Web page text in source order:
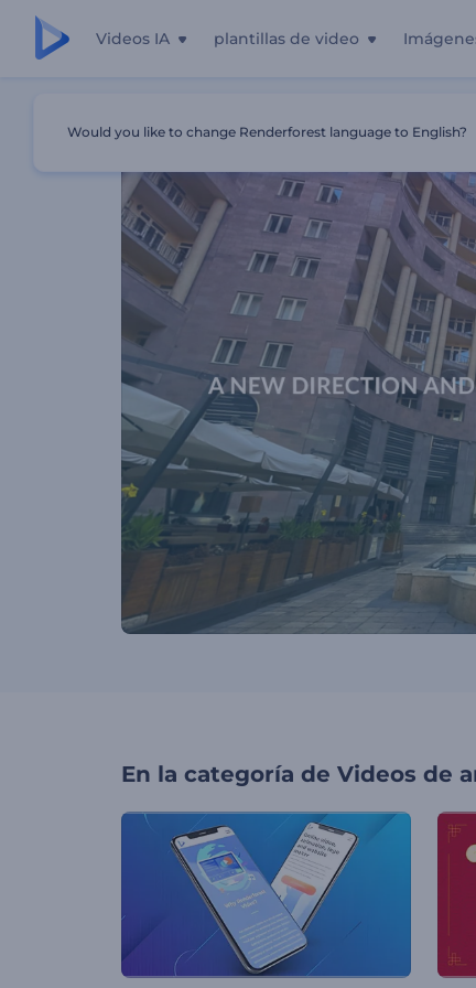
Videos IA plantillas de video
Pase De Diapositivas - Marketing
En la categoría de Videos de
Would you like to change Renderforest language to English?